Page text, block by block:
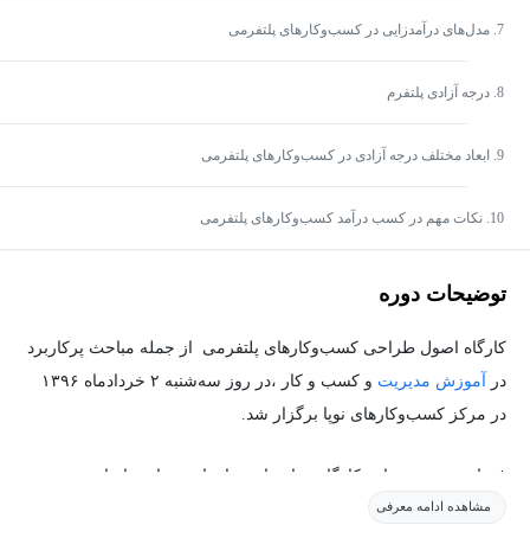
توضیحات دوره
کارگاه اصول طراحی کسب‌وکارهای پلتفرمی از جمله مباحث پرکاربرد
در
آموزش مدیریت
و کسب و کار ،در روز سه‌شنبه ۲ خردادماه ۱۳۹۶
در مرکز کسب‌وکارهای نوپا برگزار شد.
فرداد زند مدرس این کارگاه چهارساعته، ابتدا به مفاهیم اساسی در
حوزه کسب‌وکارهای پلتفرمی پرداخت و اثر شبکه‌ای را به‌عنوان
مشاهده ادامه معرفی